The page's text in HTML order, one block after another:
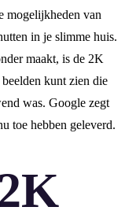
mogelijkheden van
in je slimme huis.
maakt, is de 2K
kunt zien die
was. Google zegt
toe hebben geleverd.